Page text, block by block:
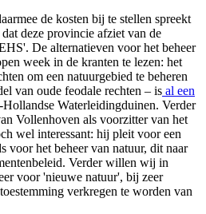
de kosten bij te stellen spreekt
deze provincie afziet van de
De alternatieven voor het beheer
week in de kranten te lezen: het
om een natuurgebied te beheren
van oude feodale rechten – is al een
Waterleidingduinen. Verder
Vollenhoven als voorzitter van het
wel interessant: hij pleit voor een
voor het beheer van natuur, dit naar
Verder willen wij in
voor 'nieuwe natuur', bij zeer
verkregen te worden van